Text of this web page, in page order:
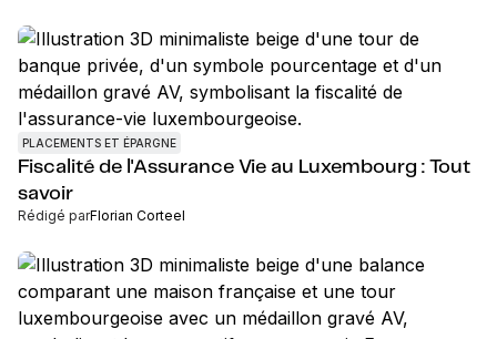
PLACEMENTS ET ÉPARGNE
Fiscalité de l'Assurance Vie au Luxembourg : Tout
savoir
Rédigé parFlorian Corteel